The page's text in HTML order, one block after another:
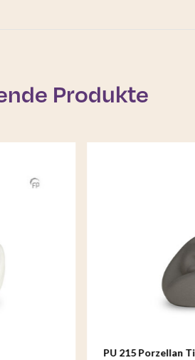
Produkte
PU 215 Porzellan Tierurne